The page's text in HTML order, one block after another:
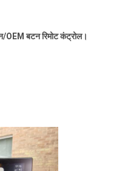
OEM बटन रिमोट कंट्रोल।